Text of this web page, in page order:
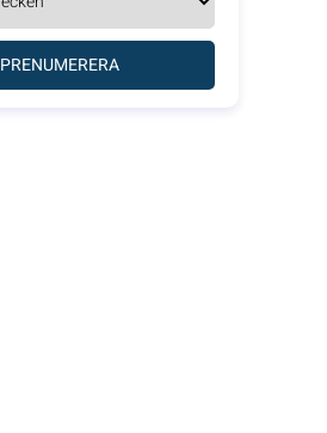
PRENUMERERA